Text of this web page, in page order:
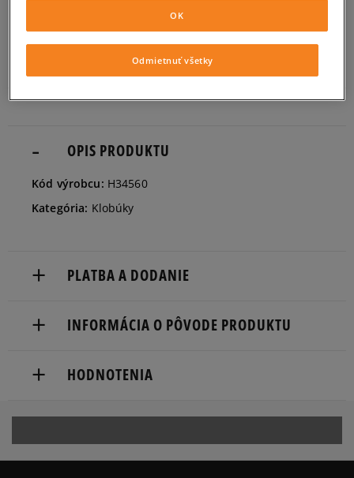
S/M Informovať o dostupnosti
ZISTIŤ DOSTUPNOSŤ V NAŠICH KAMENNÝCH PREDAJNIACH
OPIS PRODUKTU
Kód výrobcu: H34560
Kategória: Klobúky
PLATBA A DODANIE
Dostupné spôsoby doručenia:
slovenská pošta - na adresu,
osobné prevzatie v predajni.
INFORMÁCIA O PÔVODE PRODUKTU
Hoogoorddreef 9a
HODNOTENIA
Odmietnuť všetky
OK